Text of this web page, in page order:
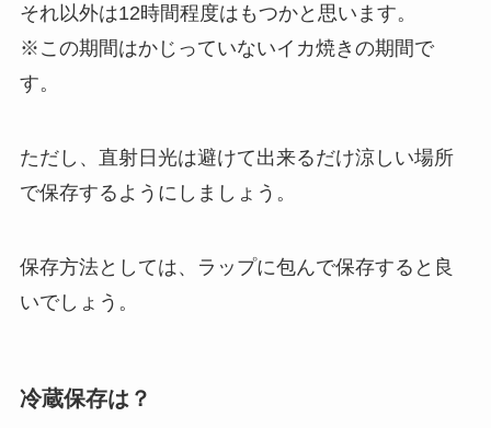
それ以外は12時間程度はもつかと思います。
※この期間はかじっていないイカ焼きの期間で
す。
ただし、直射日光は避けて出来るだけ涼しい場所
で保存するようにしましょう。
保存方法としては、ラップに包んで保存すると良
いでしょう。
冷蔵保存は？